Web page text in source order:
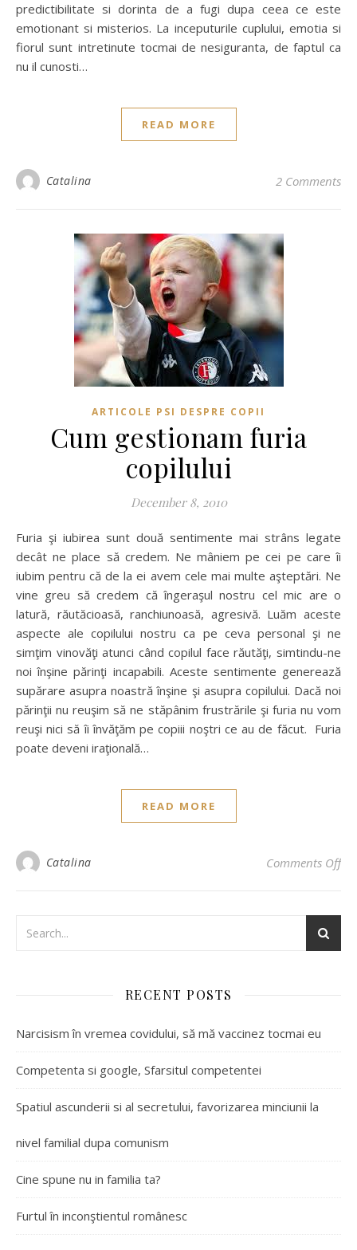
predictibilitate si dorinta de a fugi dupa ceea ce este
emotionant si misterios. La inceputurile cuplului, emotia si
fiorul sunt intretinute tocmai de nesiguranta, de faptul ca
nu il cunosti…
READ MORE
Catalina 2 Comments
ARTICOLE PSI DESPRE COPII
Cum gestionam furia
copilului
December 8, 2010
Furia şi iubirea sunt două sentimente mai strâns legate
decât ne place să credem. Ne mâniem pe cei pe care îi
iubim pentru că de la ei avem cele mai multe aşteptări. Ne
vine greu să credem că îngeraşul nostru cel mic are o
latură, răutăcioasă, ranchiunoasă, agresivă. Luăm aceste
aspecte ale copilului nostru ca pe ceva personal şi ne
simţim vinovăţi atunci când copilul face răutăţi, simtindu-ne
noi înşine părinţi incapabili. Aceste sentimente generează
supărare asupra noastră înşine şi asupra copilului. Dacă noi
părinţii nu reuşim să ne stăpânim frustrările şi furia nu vom
reuşi nici să îi învăţăm pe copiii noştri ce au de făcut. Furia
poate deveni iraţională…
READ MORE
Catalina Comments Off
RECENT POSTS
Narcisism în vremea covidului, să mă vaccinez tocmai eu
Competenta si google, Sfarsitul competentei
Spatiul ascunderii si al secretului, favorizarea minciunii la
nivel familial dupa comunism
Cine spune nu in familia ta?
Furtul în inconştientul românesc